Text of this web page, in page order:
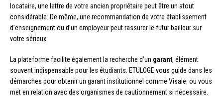
locataire, une lettre de votre ancien propriétaire peut être un atout
considérable. De même, une recommandation de votre établissement
d’enseignement ou d’un employeur peut rassurer le futur bailleur sur
votre sérieux.
La plateforme facilite également la recherche d’un garant, élément
souvent indispensable pour les étudiants. ETULOGE vous guide dans les
démarches pour obtenir un garant institutionnel comme Visale, ou vous
met en relation avec des organismes de cautionnement si nécessaire.